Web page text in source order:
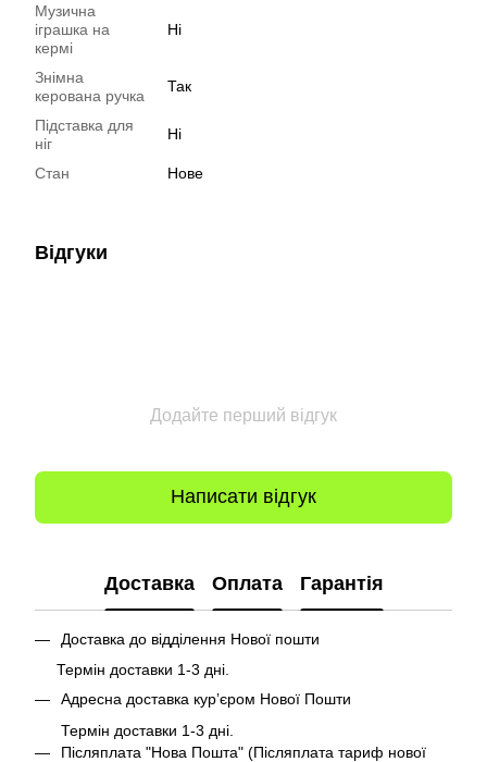
Музична
іграшка на
кермі
Ні
Знімна
керована ручка
Так
Підставка для
ніг
Ні
Стан Нове
Відгуки
Додайте перший відгук
Написати відгук
Доставка Оплата Гарантія
Доставка до відділення Нової пошти
Термін доставки 1-3 дні.
Адресна доставка курʼєром Нової Пошти
Термін доставки 1-3 дні.
Післяплата "Нова Пошта" (Післяплата тариф нової